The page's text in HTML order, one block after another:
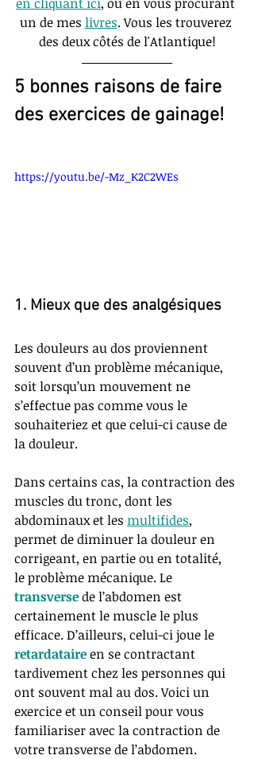
un de mes livres. Vous les trouverez
des deux côtés de l'Atlantique!
5 bonnes raisons de faire
des exercices de gainage!
https://youtu.be/-Mz_K2C2WEs
1. Mieux que des analgésiques
Les douleurs au dos proviennent
souvent d’un problème mécanique,
soit lorsqu’un mouvement ne
s’effectue pas comme vous le
souhaiteriez et que celui-ci cause de
la douleur.
Dans certains cas, la contraction des
muscles du tronc, dont les
abdominaux et les multifides,
permet de diminuer la douleur en
corrigeant, en partie ou en totalité,
le problème mécanique. Le
transverse de l’abdomen est
certainement le muscle le plus
efficace. D’ailleurs, celui-ci joue le
retardataire en se contractant
tardivement chez les personnes qui
ont souvent mal au dos. Voici un
exercice et un conseil pour vous
familiariser avec la contraction de
votre transverse de l’abdomen.